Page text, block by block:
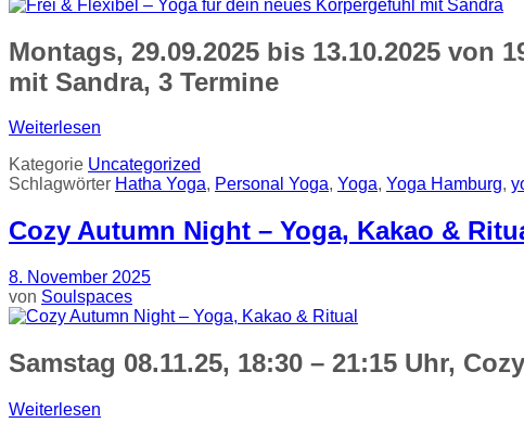
Montags, 29.09.2025 bis 13.10.2025 von
mit Sandra, 3 Termine
Weiterlesen
Kategorie Uncategorized
Schlagwörter Hatha Yoga, Personal Yoga, Yoga, Yoga Hamburg,
Cozy Autumn Night – Yoga, Kakao &
8. November 2025
von Soulspaces
Samstag 08.11.25, 18:30 – 21:15 Uhr,
Weiterlesen